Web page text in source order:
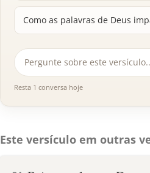
Como as palavras de Deus
Resta 1 conversa hoje
Este versículo em outras